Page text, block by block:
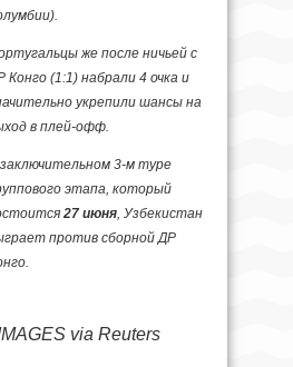
же после ничьей с
Конго (1:1) набрали 4 очка и
укрепили шансы на
в плей-офф.
3-м туре
этапа, который
27 июня, Узбекистан
против сборной ДР
via Reuters